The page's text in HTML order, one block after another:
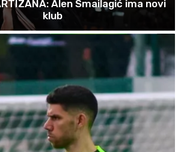
Alen Smailagić ima novi
klub